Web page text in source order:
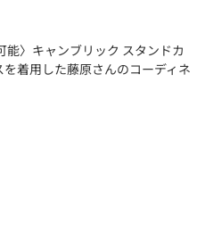
能〉キャンブリック スタンドカ
着用した藤原さんのコーディネ